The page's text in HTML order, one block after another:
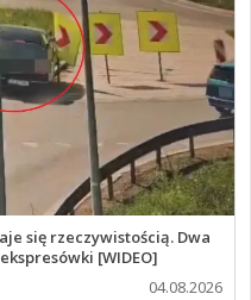
się rzeczywistością. Dwa
[WIDEO]
04.08.2026